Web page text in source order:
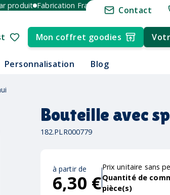
Fabrication France et Europe +30 ans
Contact
Mon coffret goodies
Personnalisation Blog
Bouteille avec
182.PLR000779
à partir de
6,30 €
Prix unitaire sans
Quantité de
pièce(s)